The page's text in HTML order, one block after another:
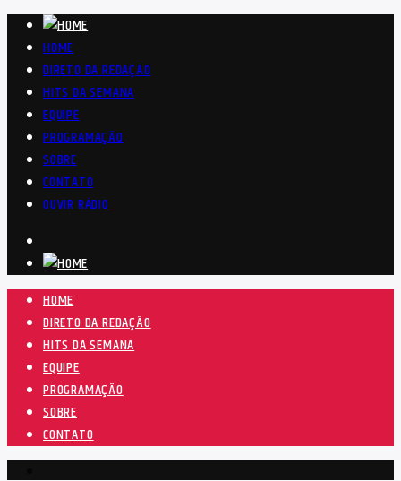
HOME
DIRETO DA REDAÇÃO
HITS DA SEMANA
EQUIPE
PROGRAMAÇÃO
SOBRE
CONTATO
OUVIR RÁDIO
HOME
DIRETO DA REDAÇÃO
HITS DA SEMANA
EQUIPE
PROGRAMAÇÃO
SOBRE
CONTATO